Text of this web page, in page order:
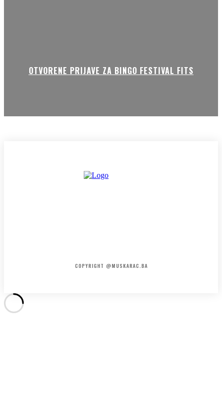
OTVORENE PRIJAVE ZA BINGO FESTIVAL FITS
COPYRIGHT @MUSKARAC.BA